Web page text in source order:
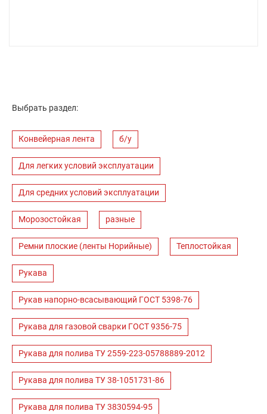
Выбрать раздел:
Конвейерная лента б/у
Для легких условий эксплуатации
Для средних условий эксплуатации
Морозостойкая разные
Ремни плоские (ленты Норийные) Теплостойкая
Рукава
Рукав напорно-всасывающий ГОСТ 5398-76
Рукава для газовой сварки ГОСТ 9356-75
Рукава для полива ТУ 2559-223-05788889-2012
Рукава для полива ТУ 38-1051731-86
Рукава для полива ТУ 3830594-95